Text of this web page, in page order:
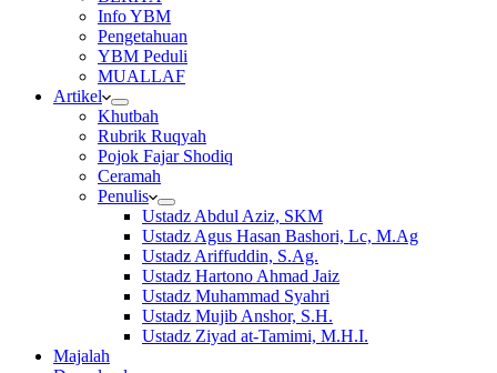
Info YBM
Pengetahuan
YBM Peduli
MUALLAF
Artikel
Khutbah
Rubrik Ruqyah
Pojok Fajar Shodiq
Ceramah
Penulis
Ustadz Abdul Aziz, SKM
Ustadz Agus Hasan Bashori, Lc, M.Ag
Ustadz Ariffuddin, S.Ag.
Ustadz Hartono Ahmad Jaiz
Ustadz Muhammad Syahri
Ustadz Mujib Anshor, S.H.
Ustadz Ziyad at-Tamimi, M.H.I.
Majalah